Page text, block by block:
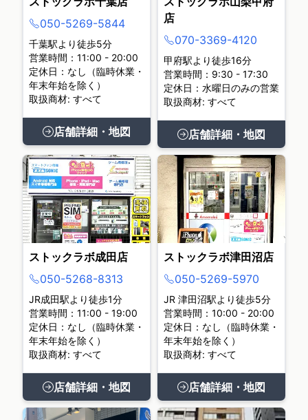
050-5269-5844
千葉駅より徒歩5分
営業時間：11:00 - 20:00
定休日：なし（臨時休業・
年末年始を除く）
取扱商材: すべて
店舗詳細・地図
店
070-3369-4120
甲府駅より徒歩16分
営業時間：9:30 - 17:30
定休日：水曜日のみの営業
取扱商材: すべて
店舗詳細・地図
ストックラボ成田店
050-5268-8313
JR成田駅より徒歩1分
営業時間：11:00 - 19:00
定休日：なし（臨時休業・
年末年始を除く）
取扱商材: すべて
店舗詳細・地図
ストックラボ津田沼店
050-5269-5970
JR 津田沼駅より徒歩5分
営業時間：10:00 - 20:00
定休日：なし（臨時休業・
年末年始を除く）
取扱商材: すべて
店舗詳細・地図